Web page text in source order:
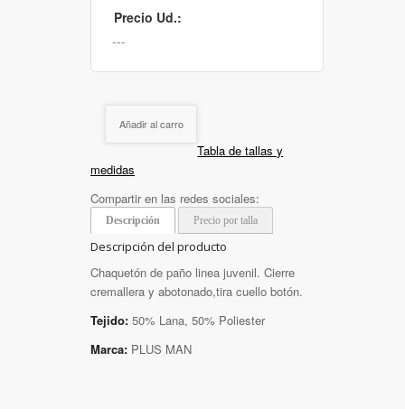
Precio Ud.:
Añadir al carro
Tabla de tallas y
medidas
Compartir en las redes sociales:
Descripción Precio por talla
Descripción del producto
Chaquetón de paño linea juvenil. Cierre
cremallera y abotonado,tira cuello botón.
Tejido: 50% Lana, 50% Poliester
Marca: PLUS MAN